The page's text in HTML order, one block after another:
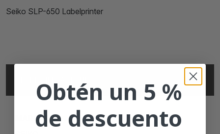
Seiko SLP-650 Labelprinter
MARCA
Obtén un 5 %
de descuento